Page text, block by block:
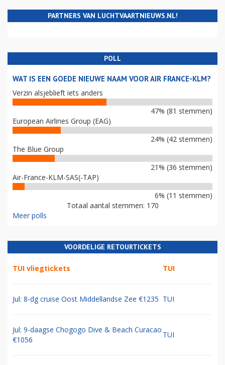
PARTNERS VAN LUCHTVAARTNIEUWS.NL!
POLL
WAT IS EEN GOEDE NIEUWE NAAM VOOR AIR FRANCE-KLM?
Verzin alsjeblieft iets anders
47% (81 stemmen)
European Airlines Group (EAG)
24% (42 stemmen)
The Blue Group
21% (36 stemmen)
Air-France-KLM-SAS(-TAP)
6% (11 stemmen)
Totaal aantal stemmen: 170
Meer polls
VOORDELIGE RETOURTICKETS
TUI vliegtickets TUI
Jul: 8-dg cruise Oost Middellandse Zee €1235 TUI
Jul: 9-daagse Chogogo Dive & Beach Curacao
€1056
TUI